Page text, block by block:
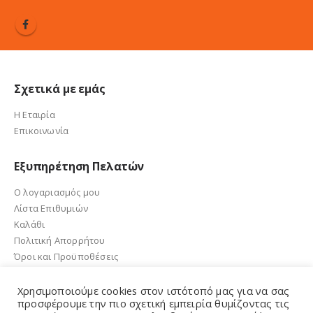
Σχετικά με εμάς
Η Εταιρία
Επικοινωνία
Εξυπηρέτηση Πελατών
Ο λογαριασμός μου
Λίστα Επιθυμιών
Καλάθι
Πολιτική Απορρήτου
Όροι και Προϋποθέσεις
Χρησιμοποιούμε cookies στον ιστότοπό μας για να σας
προσφέρουμε την πιο σχετική εμπειρία θυμίζοντας τις